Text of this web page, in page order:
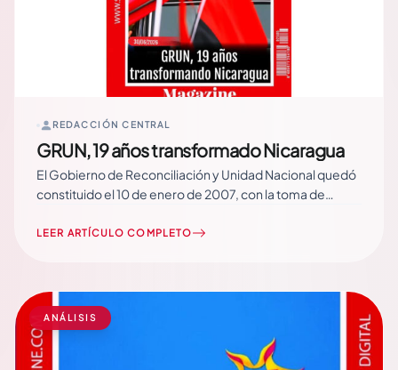
REDACCIÓN CENTRAL
GRUN, 19 años transformado Nicaragua
El Gobierno de Reconciliación y Unidad Nacional quedó
constituido el 10 de enero de 2007, con la toma de
5 de noviembre de 2006. Su instalación dio inicio a una
LEER ARTÍCULO COMPLETO
ANÁLISIS